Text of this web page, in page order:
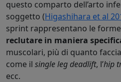
questo comparto dell’arto
soggetto (Higashihara et al
sprint rappresentano le
reclutare in maniera
muscolari, più di quanto
come il single leg deadlift, l’hip
ecc.